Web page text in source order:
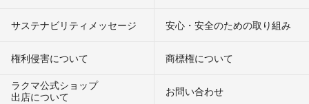
サステナビリティメッセージ 安心・安全のための取り組み
権利侵害について
商標権について
ラクマ公式ショップ
出店について
お問い合わせ